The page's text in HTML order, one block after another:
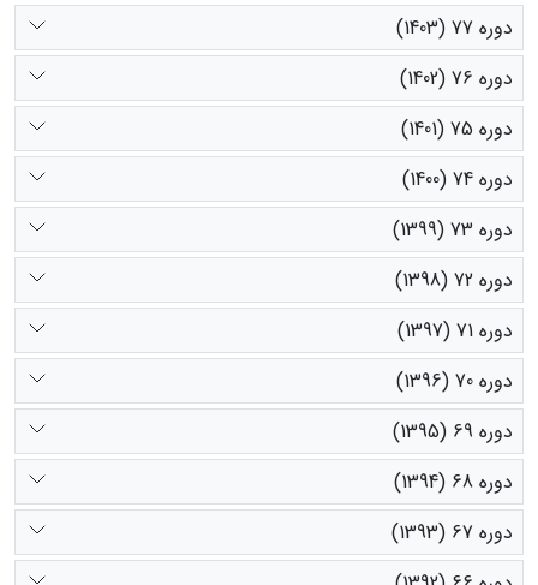
دوره 77 (1403)
دوره 76 (1402)
دوره 75 (1401)
دوره 74 (1400)
دوره 73 (1399)
دوره 72 (1398)
دوره 71 (1397)
دوره 70 (1396)
دوره 69 (1395)
دوره 68 (1394)
دوره 67 (1393)